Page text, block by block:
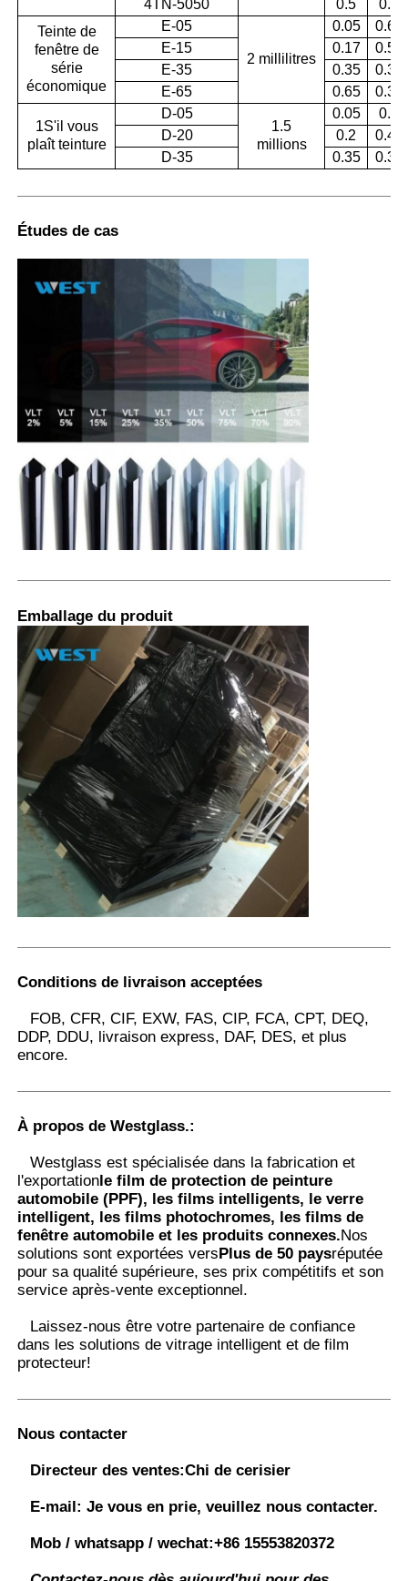
4TN-5050 0.5
0.6
Teinte de
fenêtre de
série
économique
E-05
2 millilitres
0.05
0.62
E-15
0.17
0.53
E-35
0.35
0.35
E-65
0.65 0.35
1S'il vous
plaît teinture
D-05
1.5
millions
0.05
0.5
D-20
0.2
0.41
D-35
0.35 0.36
Études de cas
Emballage du produit
Conditions de livraison acceptées
FOB, CFR, CIF, EXW, FAS, CIP, FCA, CPT, DEQ,
DDP, DDU, livraison express, DAF, DES, et plus
encore.
À propos de Westglass.:
Westglass est spécialisée dans la fabrication et
l'exportationle film de protection de peinture
automobile (PPF), les films intelligents, le verre
intelligent, les films photochromes, les films de
fenêtre automobile et les produits connexes.Nos
solutions sont exportées versPlus de 50 paysréputée
pour sa qualité supérieure, ses prix compétitifs et son
service après-vente exceptionnel.
Laissez-nous être votre partenaire de confiance
dans les solutions de vitrage intelligent et de film
protecteur!
Nous contacter
Directeur des ventes:Chi de cerisier
E-mail: Je vous en prie, veuillez nous contacter.
Mob / whatsapp / wechat:+86 15553820372